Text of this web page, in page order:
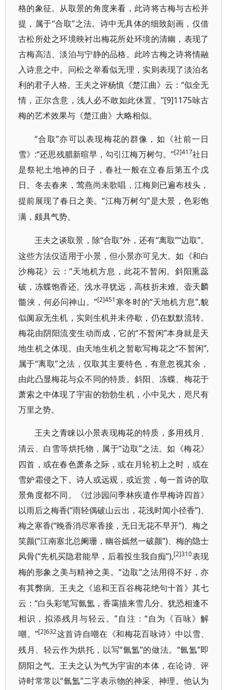
格的象征。从取景的角度来看，此诗将古梅与古松并
提，属于“合取”之法。诗中无具体的细致刻画，仅借
古松所处之环境映衬出梅花所处环境的清幽，表现了
古梅高洁、淡泊与宁静的品格。此吟古梅之诗将情融
入诗意之中。问松之举看似无理，实则表现了淡泊名
利的君子人格。王夫之评杨慎《楚江曲》云：“似全无
情，正尔含意，浅人必不敢如此休置。”[9]1175咏古
梅的艺术效果与《楚江曲》大略相似。
“合取”亦可以表现梅花的群像，如《社前一日
雪》:“还思残腊新暄早，勾引江梅万树匀。”[2]417社日
是祭祀土地神的日子，春社一般在立春后第五个戊
日。冬去春来，莺燕尚未歌唱，江梅则已遍布枝头，
提前展现了春日之美。“江梅万树匀”是大景，色彩饱
满，颇具气势。
王夫之谈取景，除“合取”外，还有“离取”“边取”。
这些方法仅适用于小景，但小景亦可见大。如《和白
沙梅花》云：“天地机方息，此花不暂闲。斜阳熏蕊
破，冻蝶饱香还。浅水寻犹远，高枝折未难。壶天麟
髓浃，何必问神山。”[2]451 寒冬时的“天地机方息”,貌
似阒寂无生机，实则生机并未停歇，仍在默默流转。
梅花由阴阳流变生动而成，它的“不暂闲”本身就是天
地生机之体现。由天地生机之暂歇写梅花之“不暂闲”,
属于“离取”之法，仅取其主要特色，有意忽视其余，
由此凸显梅花与众不同的特质。斜阳、冻蝶、梅花于
萧索之中体现了宇宙的勃勃生机，小中见大，咫尺有
万里之势。
王夫之青睐以小景表现梅花的特质，多用残月、
清云、白雪等烘托物，属于“边取”之法。如《梅花》
四首，或在春色萧条之际，或在月轮初上之时，或在
雪妒霜侵之下。诗人或远观，或近赏，每一首诗的取
景角度都不同。《过涉园问季林疾遣作早梅诗四首》
以雨后之梅香(“雨轻偶破山云出，花浅时闻小径香”)、
梅之寒香(“晚香消尽寒香接，无日无花不早开”)、梅之
笑颜(“江南塞北总阑珊，幽谷嫣然一破颜”)、梅的隐士
风骨(“先机买隐君能早，后着投生我自痴”),[2]310表现
梅的形象之美与精神之美。“边取”之法用得不好，亦
有其弊病。王夫之《追和王百谷梅花绝句十首》其七
云：“白头彩笔写氤氲，香霭描来雪几分。犹恐相逢不
相识，拟添残月与轻云。”自注：“自为《百咏》解
嘲。”[2]632这首诗自嘲在《和梅花百咏诗》中以雪、
残月、轻云作为烘托，以写“氤氲”的做法。“氤氲”即
阴阳之气。王夫之认为气为宇宙的本体，在论诗、评
诗时常常以“氤氲”二字表示物的神采、神理。他认为